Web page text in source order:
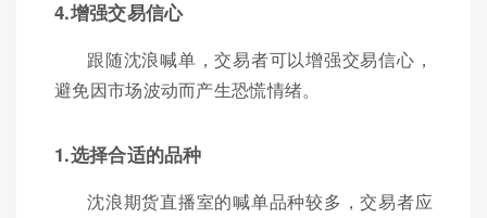
4.增强交易信心
跟随沈浪喊单，交易者可以增强交易信心，
避免因市场波动而产生恐慌情绪。
1.选择合适的品种
沈浪期货直播室的喊单品种较多，交易者应